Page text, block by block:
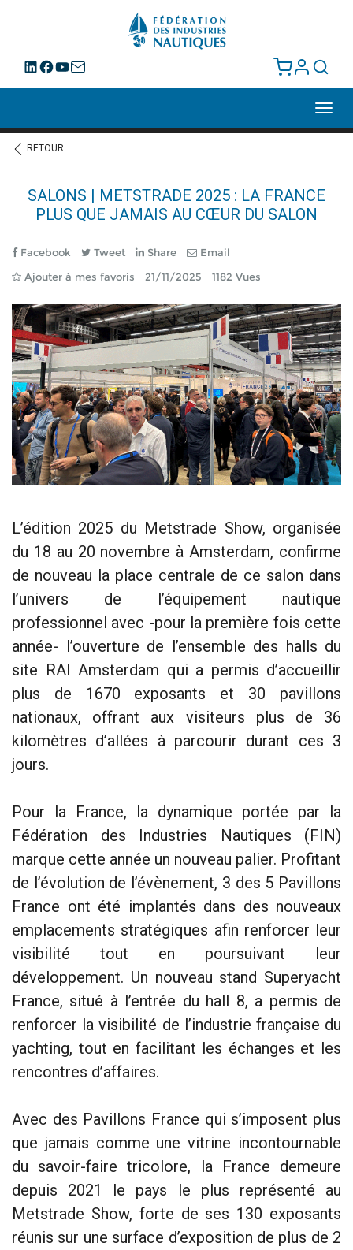
RETOUR
SALONS | METSTRADE 2025 : LA FRANCE
PLUS QUE JAMAIS AU CŒUR DU SALON
Facebook Tweet Share
Email
Ajouter à mes favoris
21/11/2025 1182 Vues
L’édition 2025 du Metstrade Show, organisée
du 18 au 20 novembre à Amsterdam, confirme
de nouveau la place centrale de ce salon dans
l’univers de l’équipement nautique
professionnel avec -pour la première fois cette
année- l’ouverture de l’ensemble des halls du
site RAI Amsterdam qui a permis d’accueillir
plus de 1670 exposants et 30 pavillons
nationaux, offrant aux visiteurs plus de 36
kilomètres d’allées à parcourir durant ces 3
jours.
Pour la France, la dynamique portée par la
Fédération des Industries Nautiques (FIN)
marque cette année un nouveau palier. Profitant
de l’évolution de l’évènement, 3 des 5 Pavillons
France ont été implantés dans des nouveaux
emplacements stratégiques afin renforcer leur
visibilité tout en poursuivant leur
développement. Un nouveau stand Superyacht
France, situé à l’entrée du hall 8, a permis de
renforcer la visibilité de l’industrie française du
yachting, tout en facilitant les échanges et les
rencontres d’affaires.
Avec des Pavillons France qui s’imposent plus
que jamais comme une vitrine incontournable
du savoir-faire tricolore, la France demeure
depuis 2021 le pays le plus représenté au
Metstrade Show, forte de ses 130 exposants
réunis sur une surface d’exposition de plus de 2